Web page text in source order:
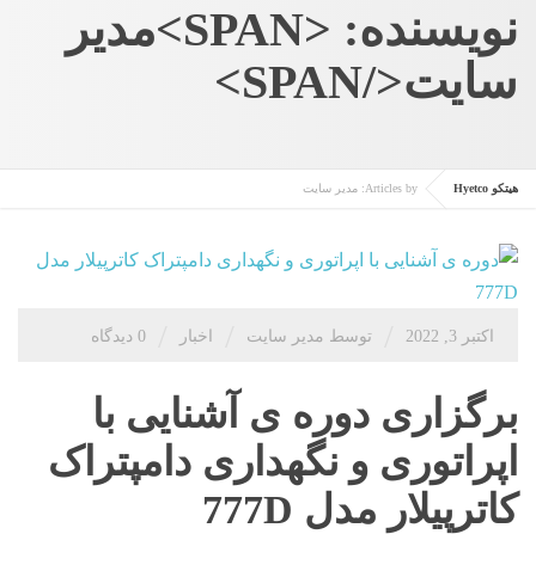
نویسنده: <SPAN>مدیر
سایت</SPAN>
هیتکو Hyetco Articles by: مدیر سایت
اکتبر 3, 2022 توسط مدیر سایت اخبار 0 دیدگاه
برگزاری دوره ی آشنایی با
اپراتوری و نگهداری دامپتراک
کاترپیلار مدل 777D